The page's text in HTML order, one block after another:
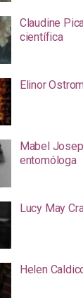
Claudine
científica
Elinor
Mabel
entomóloga
Lucy May
Helen